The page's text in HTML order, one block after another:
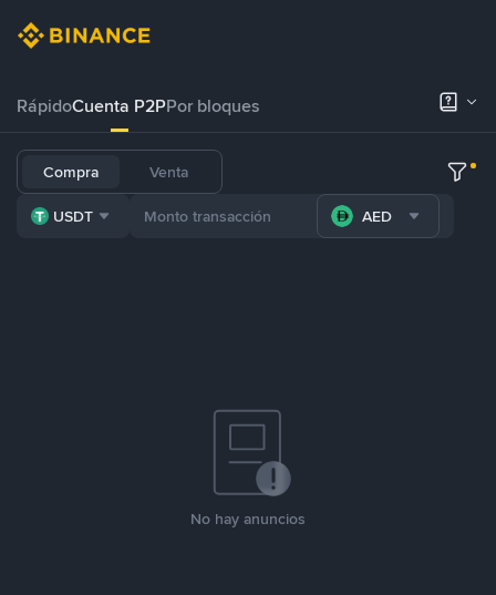
RápidoCuenta P2PPor bloques
Compra Venta
USDT AED
No hay anuncios